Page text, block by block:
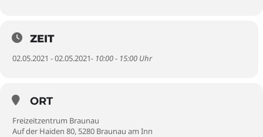
ZEIT
02.05.2021 - 02.05.2021- 10:00 - 15:00 Uhr
ORT
Freizeitzentrum Braunau
Auf der Haiden 80, 5280 Braunau am Inn